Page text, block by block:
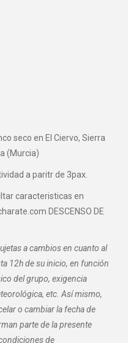
seco en El Ciervo, Sierra
(Murcia)
a paritr de 3pax.
caracteristicas en
DESCENSO DE
a cambios en cuanto al
12h de su inicio, en función
del grupo, exigencia
etc. Así mismo,
o cambiar la fecha de
parte de la presente
de